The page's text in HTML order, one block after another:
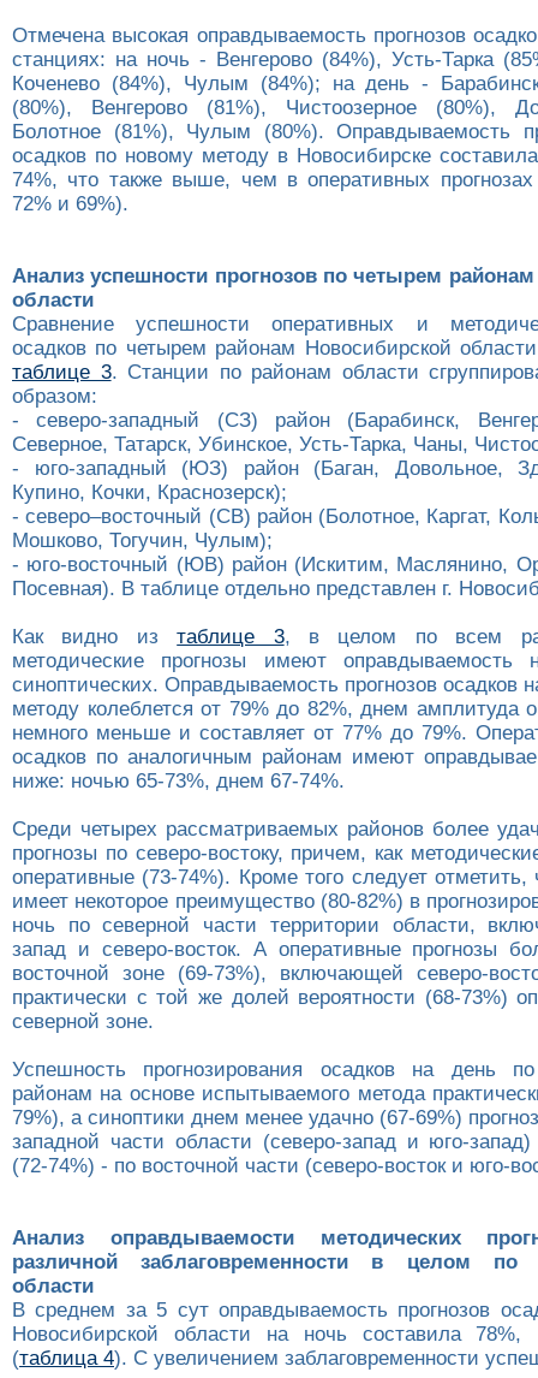
Отмечена высокая оправдываемость прогнозов
станциях: на ночь - Венгерово (84%), Усть-Тарка
Коченево (84%), Чулым (84%); на день -
(80%), Венгерово (81%), Чистоозерное (80%),
Болотное (81%), Чулым (80%). Оправдываемость
осадков по новому методу в Новосибирске
74%, что также выше, чем в оперативных прогнозах
72% и 69%).
Анализ успешности прогнозов по четырем
области
Сравнение успешности оперативных и
осадков по четырем районам Новосибирской
таблице 3. Станции по районам области
образом:
- северо-западный (СЗ) район (Барабинск,
Северное, Татарск, Убинское, Усть-Тарка, Чаны,
- юго-западный (ЮЗ) район (Баган, Довольное,
Купино, Кочки, Краснозерск);
- северо–восточный (СВ) район (Болотное, Каргат,
Мошково, Тогучин, Чулым);
- юго-восточный (ЮВ) район (Искитим, Маслянино,
Посевная). В таблице отдельно представлен г.
Как видно изтаблице 3, в целом по всем
методические прогнозы имеют
синоптических. Оправдываемость прогнозов осадков
методу колеблется от 79% до 82%, днем амплитуда
немного меньше и составляет от 77% до 79%.
осадков по аналогичным районам имеют
ниже: ночью 65-73%, днем 67-74%.
Среди четырех рассматриваемых районов более
прогнозы по северо-востоку, причем, как
оперативные (73-74%). Кроме того следует
имеет некоторое преимущество (80-82%) в
ночь по северной части территории области,
запад и северо-восток. А оперативные прогнозы
восточной зоне (69-73%), включающей северо-
практически с той же долей вероятности (68-73%)
северной зоне.
Успешность прогнозирования осадков на день
районам на основе испытываемого метода
79%), а синоптики днем менее удачно (67-69%)
западной части области (северо-запад и юго-
(72-74%) - по восточной части (северо-восток и юго-
Анализ оправдываемости методических
различной заблаговременности в целом по
области
В среднем за 5 сут оправдываемость прогнозов
Новосибирской области на ночь составила
(таблица 4). С увеличением заблаговременности